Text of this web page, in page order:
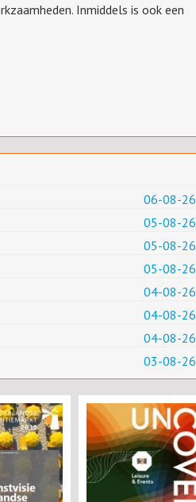
Inmiddels is ook een
06-08-26
05-08-26
05-08-26
05-08-26
04-08-26
04-08-26
04-08-26
03-08-26